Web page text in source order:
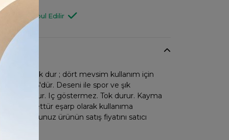
Değişim Kabul Edilir
pamuk dur ; dört mevsim kullanım için
95*95'dür. Deseni ile spor ve şık
dik durur. Iç göstermez. Tok durur. Kayma
; tesettür eşarp olarak kullanıma
olduğunuz ürünün satış fiyatını satıcı